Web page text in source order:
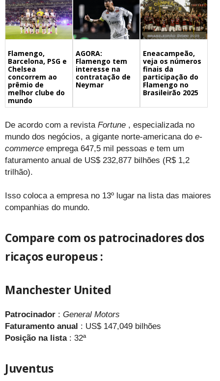
Flamengo,
Barcelona, PSG e
Chelsea
concorrem ao
prêmio de
melhor clube do
mundo
AGORA:
Flamengo tem
interesse na
contratação de
Neymar
Eneacampeão,
veja os números
finais da
participação do
Flamengo no
Brasileirão 2025
De acordo com a revista Fortune , especializada no
mundo dos negócios, a gigante norte-americana do e-
commerce emprega 647,5 mil pessoas e tem um
faturamento anual de US$ 232,877 bilhões (R$ 1,2
trilhão).
Isso coloca a empresa no 13º lugar na lista das maiores
companhias do mundo.
Compare com os patrocinadores dos
ricaços europeus:
Manchester United
Patrocinador : General Motors
Faturamento anual : US$ 147,049 bilhões
Posição na lista: 32ª
Juventus